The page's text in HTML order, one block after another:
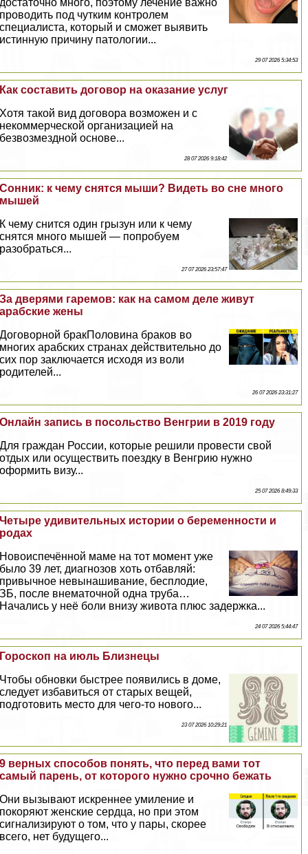
достаточно много, поэтому лечение важно
проводить под чутким контролем
специалиста, который и сможет выявить
истинную причину патологии...
29 07 2026 5:34:53
Как составить договор на оказание услуг
Хотя такой вид договора возможен и с
некоммерческой организацией на
безвозмездной основе...
28 07 2026 9:18:42
Сонник: к чему снятся мыши? Видеть во сне много
мышей
К чему снится один грызун или к чему
снятся много мышей — попробуем
разобраться...
27 07 2026 23:57:47
За дверями гаремов: как на самом деле живут
арабские жены
Договорной бpaкПоловина бpaков во
многих арабских странах действительно до
сих пор заключается исходя из воли
родителей...
26 07 2026 23:31:27
Онлайн запись в посольство Венгрии в 2019 году
Для граждан России, которые решили провести свой
отдых или осуществить поездку в Венгрию нужно
оформить визу...
25 07 2026 8:49:33
Четыре удивительных истории о беременности и
родах
Новоиспечённой маме на тот момент уже
было 39 лет, диагнозов хоть отбавляй:
привычное невынашивание, бесплодие,
ЗБ, после внематочной одна труба…
Начались у неё боли внизу живота плюс задержка...
24 07 2026 5:44:47
Гороскоп на июль Близнецы
Чтобы обновки быстрее появились в доме,
следует избавиться от старых вещей,
подготовить место для чего-то нового...
23 07 2026 10:29:21
9 верных способов понять, что перед вами тот
самый парень, от которого нужно срочно бежать
Они вызывают искреннее умиление и
покоряют женские сердца, но при этом
сигнализируют о том, что у пары, скорее
всего, нет будущего...